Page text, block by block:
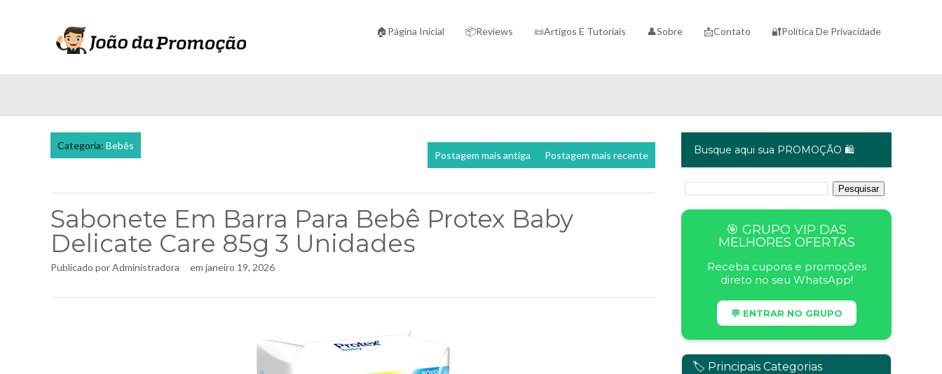
🏠Página Inicial 📦Reviews 📜Artigos E Tutoriais 👤Sobre 📩Contato 🔐Política De Privacidade
Categoria: Bebês
Postagem mais recente
Postagem mais antiga
Sabonete Em Barra Para Bebê Protex Baby
Delicate Care 85g 3 Unidades
Publicado porAdministradora em janeiro 19, 2026
Busque aqui sua PROMOÇÃO 🛍️
🎯 GRUPO VIP DAS
MELHORES OFERTAS
Receba cupons e promoções
direto no seu WhatsApp!
💬 ENTRAR NO GRUPO
🏷️ Principais Categorias